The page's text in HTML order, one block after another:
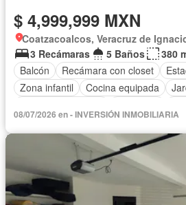
$ 4,999,999 MXN
Coatzacoalcos, Veracruz de
3 Recámaras
5 Baños
380
Balcón
Recámara con closet
Zona infantil
Cocina equipada
Alberca
Cancha de tenis Terraza
Sin amueblar
08/07/2026 en - INVERSIÓN INMOBILIARIA